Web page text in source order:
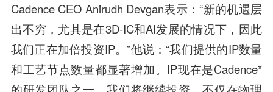
Cadence CEO Anirudh Devgan表示：“新的机遇层
出不穷，尤其是在3D-IC和AI发展的情况下，因此
我们正在加倍投资IP。”他说：“我们提供的IP数量
和工艺节点数量都显著增加。IP现在是Cadence*